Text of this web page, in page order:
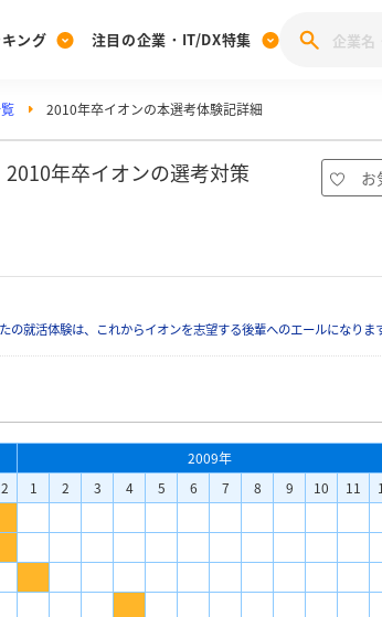
[27卒] 本選考体験記投稿キャンペーン
ング
みんなのDX企業就職ブランド調査
注目の企業・IT/DX特集
研究
2010年卒イオンの本選考体験記詳細
年卒イオンの選考対策
お
就活体験は、これからイオンを志望する後輩へのエールになりま
2009年
1 2 3 4 5 6 7 8 9 10 11